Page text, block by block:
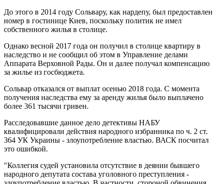
До этого в 2014 году Сольвару, как нардепу, был предоставлен
номер в гостинице Киев, поскольку политик не имел
собственного жилья в столице.
Однако весной 2017 года он получил в столице квартиру в
наследство и не сообщил об этом в Управление делами
Аппарата Верховной Рады. Он и далее получал компенсацию
за жилье из госбюджета.
Сольвар отказался от выплат осенью 2018 года. С момента
получения наследства ему за аренду жилья было выплачено
более 361 тысячи гривен.
Расследовавшие данное дело детективы НАБУ
квалифицировали действия народного избранника по ч. 2 ст.
364 УК Украины - злоупотребление властью. ВАСК посчитал
это ошибкой.
"Коллегия судей установила отсутствие в деянии бывшего
народного депутата состава уголовного преступления -